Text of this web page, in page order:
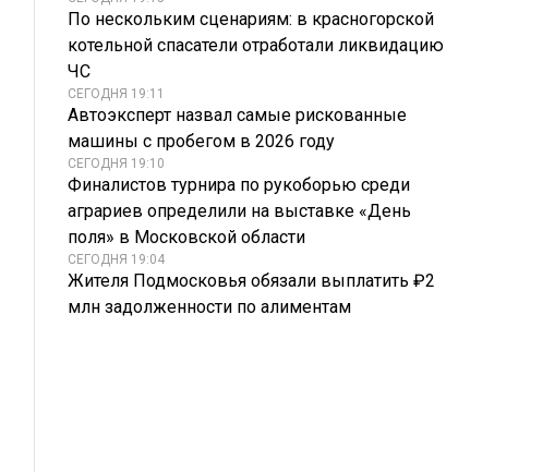
По нескольким сценариям: в красногорской
котельной спасатели отработали ликвидацию
ЧС
СЕГОДНЯ 19:11
Автоэксперт назвал самые рискованные
машины с пробегом в 2026 году
СЕГОДНЯ 19:10
Финалистов турнира по рукоборью среди
аграриев определили на выставке «День
поля» в Московской области
СЕГОДНЯ 19:04
Жителя Подмосковья обязали выплатить ₽2
млн задолженности по алиментам